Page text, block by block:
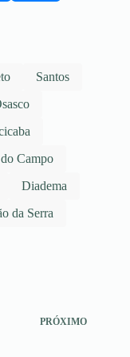
Santos
Campo
Diadema
da Serra
PRÓXIMO